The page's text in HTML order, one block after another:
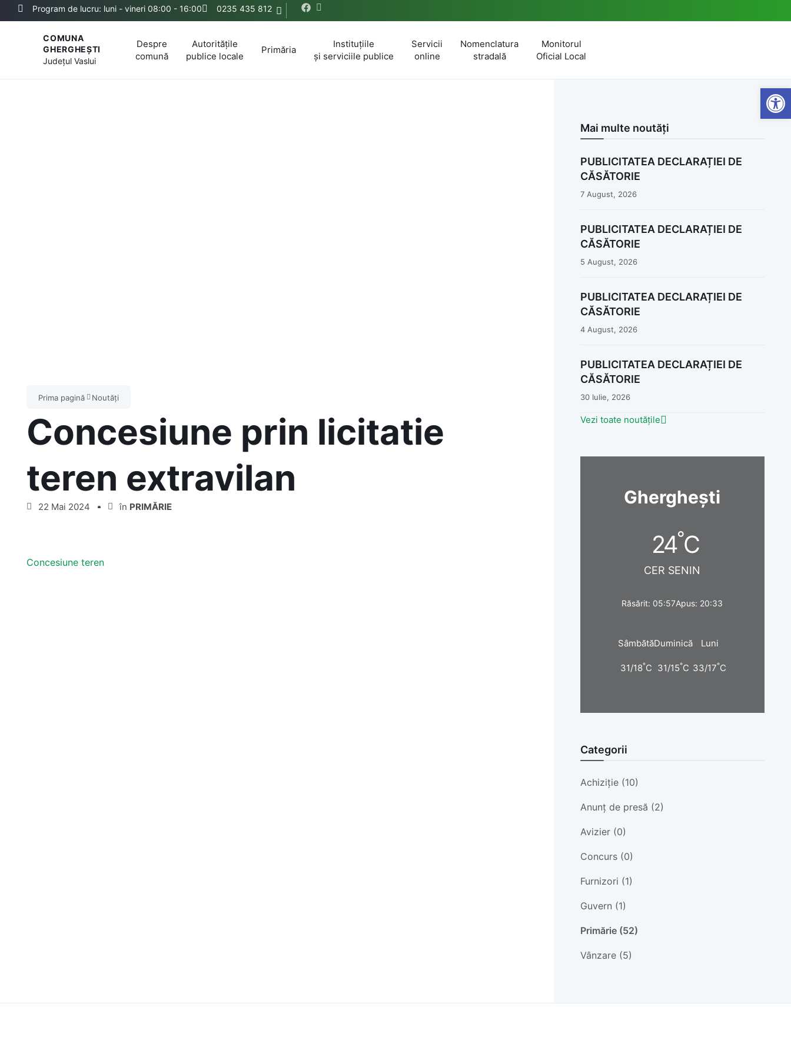
Program de lucru: luni - vineri 08:00 - 16:00 0235 435 812
COMUNA
GHERGHEȘTI
JudețulVaslui
Despre
comună
Autoritățile
publice locale
Primăria
Instituțiile
și serviciile publice
Servicii
online
Nomenclatura
stradală
Monitorul
Oficial Local
Prima pagină Noutăți
Concesiune prin licitatie
teren extravilan
22 Mai 2024 în PRIMĂRIE
Concesiune teren
Mai multe noutăți
PUBLICITATEA DECLARAȚIEI DE
CĂSĂTORIE
7 August, 2026
PUBLICITATEA DECLARAȚIEI DE
CĂSĂTORIE
5 August, 2026
PUBLICITATEA DECLARAȚIEI DE
CĂSĂTORIE
4 August, 2026
PUBLICITATEA DECLARAȚIEI DE
CĂSĂTORIE
30 Iulie, 2026
Vezi toate noutățile
Gherghești
24°C
CER SENIN
Răsărit: 05:57Apus: 20:33
Sâmbătă
31/18°C
Duminică
31/15°C
Luni
33/17°C
Categorii
Achiziție (10)
Anunț de presă (2)
Avizier (0)
Concurs (0)
Furnizori (1)
Guvern (1)
Primărie (52)
Vânzare (5)